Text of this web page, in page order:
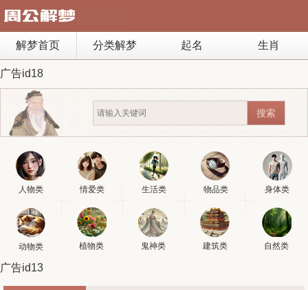
解梦首页 分类解梦 起名 生肖
广告id18
人物类 情爱类 生活类 物品类 身体类
动物类 植物类 鬼神类 建筑类 自然类
广告id13